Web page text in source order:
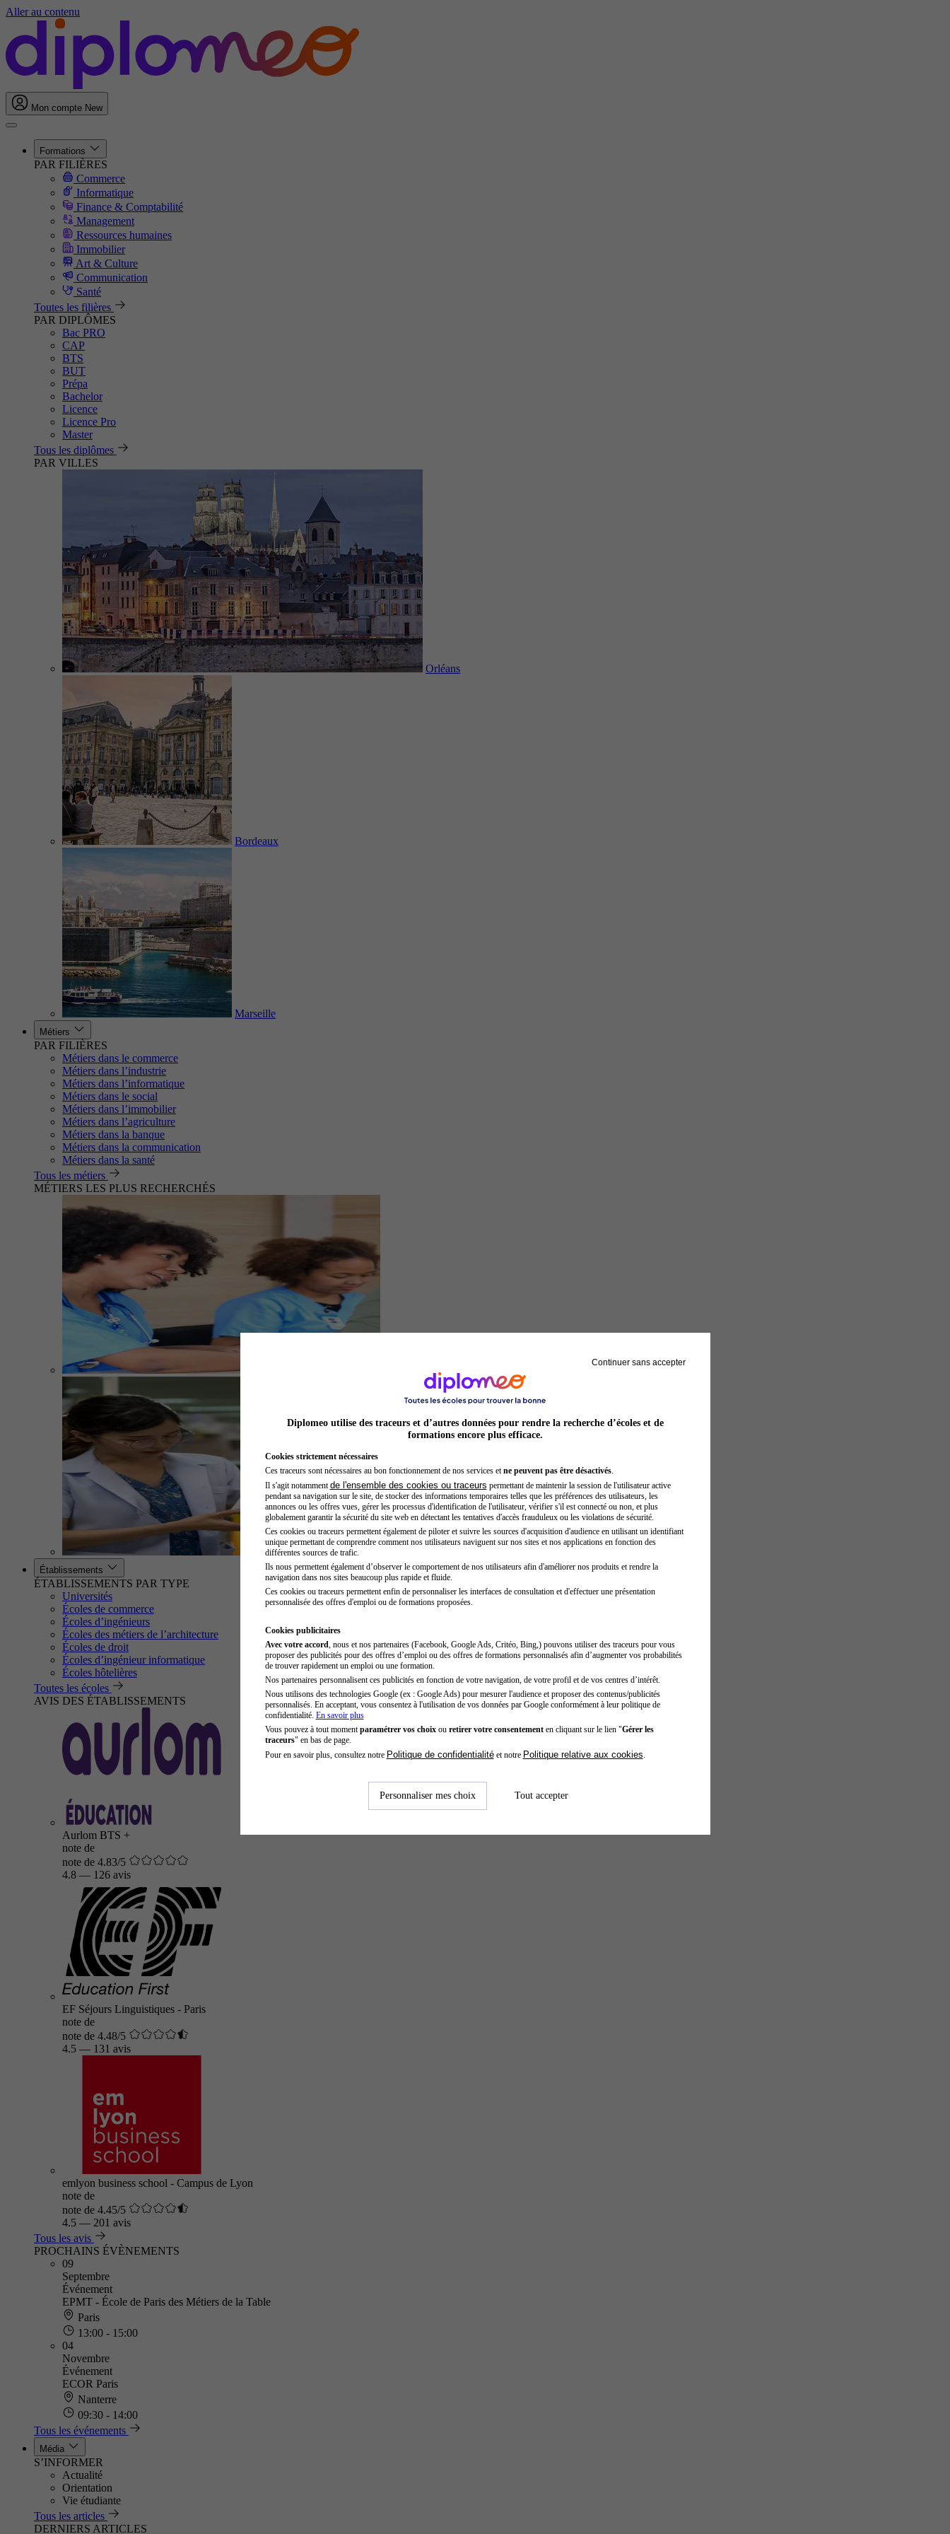
Aller au contenu
Mon compte New
Formations
PAR FILIÈRES
Commerce
Informatique
Finance & Comptabilité
Management
Ressources humaines
Immobilier
Art & Culture
Communication
Santé
Toutes les filières
PAR DIPLÔMES
Bac PRO
CAP
BTS
BUT
Prépa
Bachelor
Licence
Licence Pro
Master
Tous les diplômes
PAR VILLES
Orléans
Bordeaux
Marseille
Métiers
PAR FILIÈRES
Métiers dans le commerce
Métiers dans l’industrie
Métiers dans l’informatique
Métiers dans le social
Métiers dans l’immobilier
Métiers dans l’agriculture
Métiers dans la banque
Métiers dans la communication
Métiers dans la santé
Tous les métiers
MÉTIERS LES PLUS RECHERCHÉS
Secrétaire médicale
Établissements
ÉTABLISSEMENTS PAR TYPE
Universités
Écoles de commerce
Écoles d’ingénieurs
Écoles des métiers de l’architecture
Écoles de droit
Écoles d’ingénieur informatique
Écoles hôtelières
Toutes les écoles
AVIS DES ÉTABLISSEMENTS
Aurlom BTS +
note de
note de 4.83/5
4.8 — 126 avis
EF Séjours Linguistiques - Paris
note de
note de 4.48/5
4.5 — 131 avis
emlyon business school - Campus de Lyon
note de
note de 4.45/5
4.5 — 201 avis
Tous les avis
PROCHAINS ÉVÈNEMENTS
09
Septembre
Événement
EPMT - École de Paris des Métiers de la Table
Paris
13:00 - 15:00
04
Novembre
Événement
ECOR Paris
Nanterre
09:30 - 14:00
Tous les événements
Média
S’INFORMER
Actualité
Orientation
Vie étudiante
Tous les articles
DERNIERS ARTICLES
Continuer sans accepter
Diplomeo utilise des traceurs et d’autres données pour rendre la recherche d’écoles et de
formations encore plus efficace.
Cookies strictement nécessaires
Ces traceurs sont nécessaires au bon fonctionnement de nos services et ne peuvent pas être désactivés.
Il s'agit notamment de l'ensemble des cookies ou traceurs permettant de maintenir la session de l'utilisateur active
pendant sa navigation sur le site, de stocker des informations temporaires telles que les préférences des utilisateurs, les
annonces ou les offres vues, gérer les processus d'identification de l'utilisateur, vérifier s'il est connecté ou non, et plus
globalement garantir la sécurité du site web en détectant les tentatives d'accès frauduleux ou les violations de sécurité.
Ces cookies ou traceurs permettent également de piloter et suivre les sources d'acquisition d'audience en utilisant un identifiant
unique permettant de comprendre comment nos utilisateurs naviguent sur nos sites et nos applications en fonction des
différentes sources de trafic.
Ils nous permettent également d’observer le comportement de nos utilisateurs afin d'améliorer nos produits et rendre la
navigation dans nos sites beaucoup plus rapide et fluide.
Ces cookies ou traceurs permettent enfin de personnaliser les interfaces de consultation et d'effectuer une présentation
personnalisée des offres d'emploi ou de formations proposées.
Cookies publicitaires
Avec votre accord , nous et nos partenaires (Facebook, Google Ads, Critéo, Bing,) pouvons utiliser des traceurs pour vous
proposer des publicités pour des offres d’emploi ou des offres de formations personnalisés afin d’augmenter vos probabilités
de trouver rapidement un emploi ou une formation.
Nos partenaires personnalisent ces publicités en fonction de votre navigation, de votre profil et de vos centres d’intérêt.
Nous utilisons des technologies Google (ex : Google Ads) pour mesurer l'audience et proposer des contenus/publicités
personnalisés. En acceptant, vous consentez à l'utilisation de vos données par Google conformément à leur politique de
confidentialité. En savoir plus
Vous pouvez à tout moment paramétrer vos choixou retirer votre consentementen cliquant sur le lien "Gérer les
traceurs" en bas de page.
Pour en savoir plus, consultez notre Politique de confidentialitéet notre Politique relative aux cookies
Personnaliser mes choix Tout accepter